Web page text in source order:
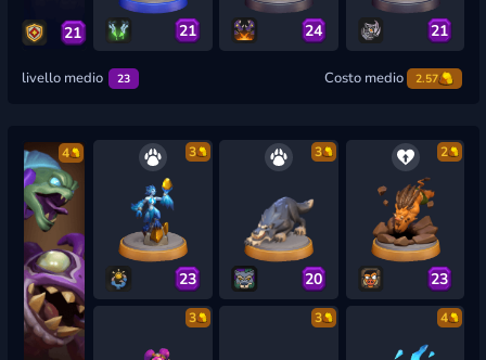
21 21 24 21
livello medio 23 Costo medio 2.57
4 3
23
3
20
2
23
3 3 4